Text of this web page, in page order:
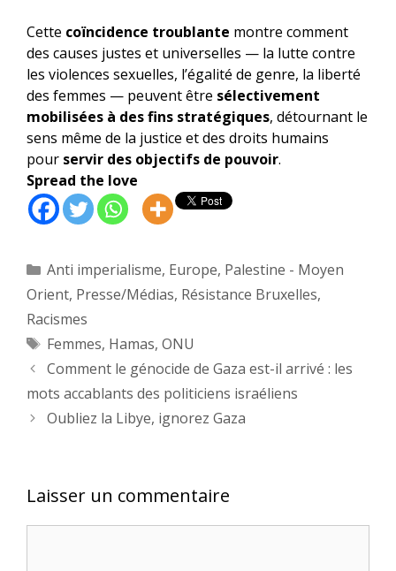
Cette coïncidence troublante montre comment
des causes justes et universelles — la lutte contre
les violences sexuelles, l’égalité de genre, la liberté
des femmes — peuvent être sélectivement
mobilisées à des fins stratégiques, détournant le
sens même de la justice et des droits humains
pour servir des objectifs de pouvoir.
Spread the love
Catégories
Anti imperialisme, Europe, Palestine - Moyen
Orient, Presse/Médias, Résistance Bruxelles,
Racismes
Étiquettes
Femmes, Hamas, ONU
Comment le génocide de Gaza est-il arrivé : les
mots accablants des politiciens israéliens
Oubliez la Libye, ignorez Gaza
Laisser un commentaire